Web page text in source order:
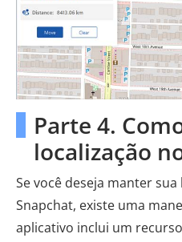
Parte 4.
localização
Se você deseja manter
Snapchat, existe uma
aplicativo inclui um